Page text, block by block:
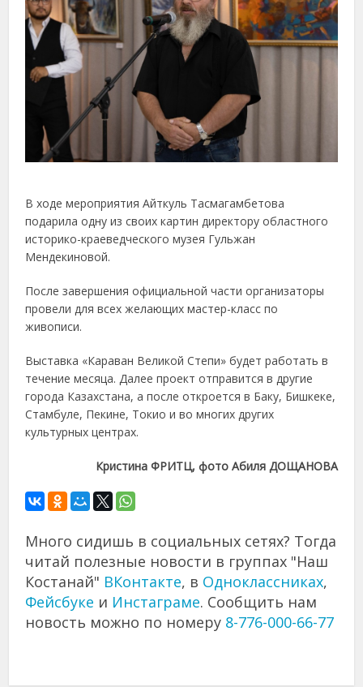
В ходе мероприятия Айткуль Тасмагамбетова
подарила одну из своих картин директору областного
историко-краеведческого музея Гульжан
Мендекиновой.
После завершения официальной части организаторы
провели для всех желающих мастер-класс по
живописи.
Выставка «Караван Великой Степи» будет работать в
течение месяца. Далее проект отправится в другие
города Казахстана, а после откроется в Баку, Бишкеке,
Стамбуле, Пекине, Токио и во многих других
культурных центрах.
Кристина ФРИТЦ, фото Абиля ДОЩАНОВА
Много сидишь в социальных сетях? Тогда
читай полезные новости в группах "Наш
Костанай" ВКонтакте, в Одноклассниках,
Фейсбуке и Инстаграме. Сообщить нам
новость можно по номеру 8-776-000-66-77